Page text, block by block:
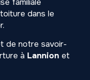
familiale
dans le
de notre savoir-
à Lannion et